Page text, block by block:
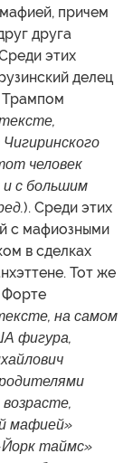
причем
друга
этих
делец
Трампом
человек
и с большим
). Среди этих
с мафиозными
в сделках
Тот же
Форте
на самом
фигура,
мафией»
таймс»